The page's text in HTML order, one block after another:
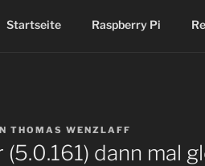
Startseite Raspberry Pi
THOMAS WENZLAFF
(5.0.161) dann mal